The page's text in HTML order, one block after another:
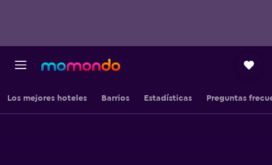
Los mejores hoteles Barrios Estadísticas Preguntas